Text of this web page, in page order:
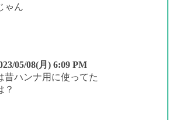
ゃん
05/08(月) 6:09 PM
昔ハンナ用に使ってた
？